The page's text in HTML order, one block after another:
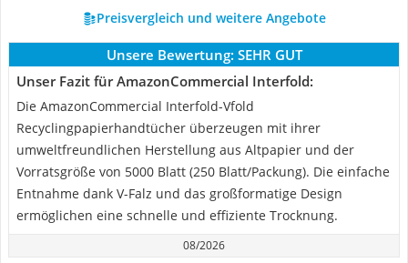
Preisvergleich und weitere Angebote
Unsere Bewertung: SEHR GUT
Unser Fazit für AmazonCommercial Interfold:
Die AmazonCommercial Interfold-Vfold
Recyclingpapierhandtücher überzeugen mit ihrer
umweltfreundlichen Herstellung aus Altpapier und der
Vorratsgröße von 5000 Blatt (250 Blatt/Packung). Die einfache
Entnahme dank V-Falz und das großformatige Design
ermöglichen eine schnelle und effiziente Trocknung.
08/2026